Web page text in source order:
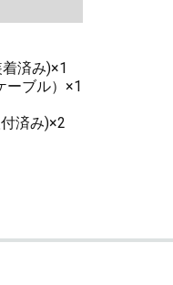
済み)×1
ーブル）×1
済み)×2